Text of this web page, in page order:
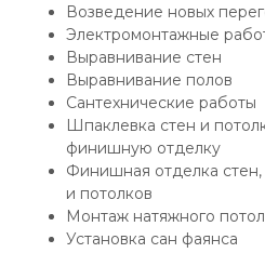
Возведение новых
Электромонтажные
Выравнивание стен
Выравнивание полов
Сантехнические работы
Шпаклевка стен и
финишную отделку
Финишная отделка стен,
и потолков
Монтаж натяжного
Установка сан фаянса